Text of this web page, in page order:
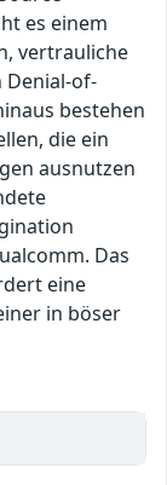
es einem
vertrauliche
of-
bestehen
die ein
ausnutzen
Das
eine
in böser